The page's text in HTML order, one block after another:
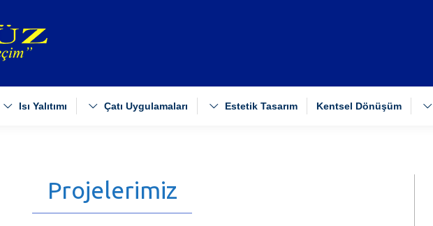
Isı Yalıtımı Çatı Uygulamaları Estetik Tasarım Kentsel Dönüşüm
Projelerimiz